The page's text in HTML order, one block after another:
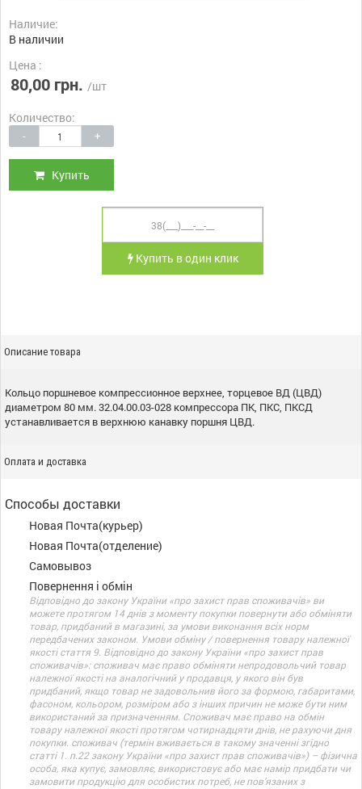
Наличие:
В наличии
Цена :
80,00 грн. /шт
Количество:
- +
Купить
Купить в один клик
Описание товара
Кольцо поршневое компрессионное верхнее, торцевое ВД (ЦВД)
диаметром 80 мм. 32.04.00.03-028 компрессора ПК, ПКС, ПКСД
устанавливается в верхнюю канавку поршня ЦВД.
Оплата и доставка
Способы доставки
Новая Почта(курьер)
Новая Почта(отделение)
Самовывоз
Повернення і обмін
Відповідно до закону України «про захист прав споживачів» ви
можете протягом 14 днів з моменту покупки повернути або обміняти
товар, придбаний в магазині, за умови виконання всіх норм
передбачених законом. Умови обміну / повернення товару належної
якості стаття 9. Відповідно до закону України «про захист прав
споживачів»: споживач має право обміняти непродовольчий товар
належної якості на аналогічний у продавця, у якого він був
придбаний, якщо товар не задовольнив його за формою, габаритами,
фасоном, кольором, розміром або з інших причин не може бути ним
використаний за призначенням. Споживач має право на обмін
товару належної якості протягом чотирнадцяти днів, не рахуючи дня
покупки. споживач (термін вживається в такому значенні згідно
статті 1. п.22 закону України «про захист прав споживачів») – фізична
особа, яка купує, замовляє, використовує або має намір придбати чи
замовити продукцію для особистих потреб, не пов’язаних з